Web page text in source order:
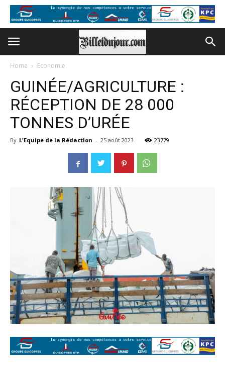
Home Economie
GUINÉE/AGRICULTURE :
RÉCEPTION DE 28 000
TONNES D’URÉE
By L'Equipe de la Rédaction - 25 août 2023 23779